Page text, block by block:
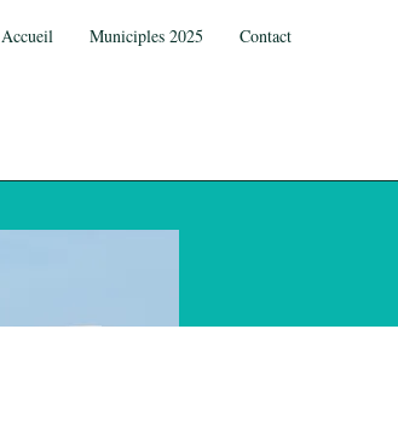
Accueil Municiples 2025 Contact